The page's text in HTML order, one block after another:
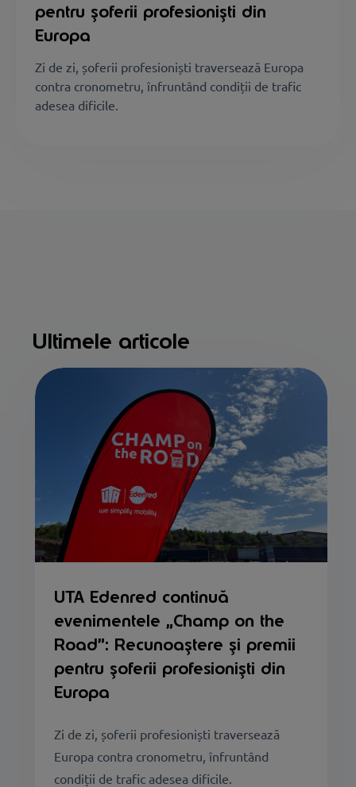
pentru șoferii profesioniști din
Europa
Zi de zi, șoferii profesioniști traversează Europa
contra cronometru, înfruntând condiții de trafic
adesea dificile.
Ultimele articole
UTA Edenred continuă
evenimentele „Champ on the
Road”: Recunoaștere și premii
pentru șoferii profesioniști din
Europa
Zi de zi, șoferii profesioniști traversează
Europa contra cronometru, înfruntând
condiții de trafic adesea dificile.